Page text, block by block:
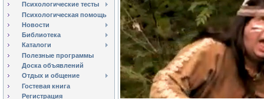
Психологические тесты
Психологическая помощь
Новости
Библиотека
Каталоги
Полезные программы
Доска объявлений
Отдых и общение
Гостевая книга
Регистрация